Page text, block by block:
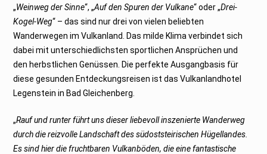
2
„Weinweg der Sinne“, „Auf den Spuren der Vulkane“ oder „Drei-
Kogel-Weg“ – das sind nur drei von vielen beliebten
Wanderwegen im Vulkanland. Das milde Klima verbindet sich
dabei mit unterschiedlichsten sportlichen Ansprüchen und
den herbstlichen Genüssen. Die perfekte Ausgangbasis für
diese gesunden Entdeckungsreisen ist das Vulkanlandhotel
Legenstein in Bad Gleichenberg.
„Rauf und runter führt uns dieser liebevoll inszenierte Wanderweg
durch die reizvolle Landschaft des südoststeirischen Hügellandes.
Es sind hier die fruchtbaren Vulkanböden, die eine fantastische